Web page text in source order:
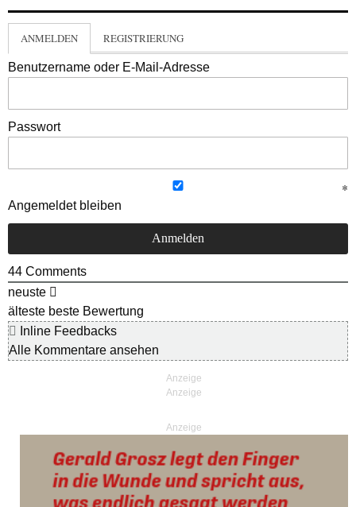
ANMELDEN REGISTRIERUNG
Benutzername oder E-Mail-Adresse
Passwort
Angemeldet bleiben
44 Comments
neuste
älteste beste Bewertung
Inline Feedbacks
Alle Kommentare ansehen
Anzeige